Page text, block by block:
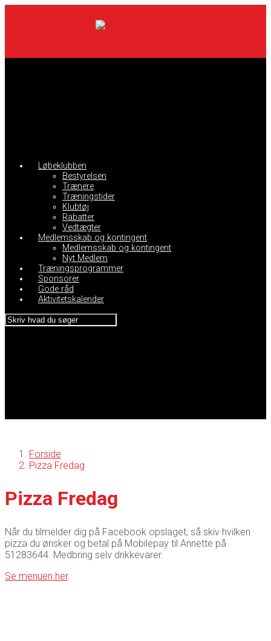
Løbeklubben
Bestyrelsen
Trænere
Træningstider
Klubtøj
Rabatter
Vedtægter
Medlemsskab og kontingent
Medlemsskab og kontingent
Nyt Medlem
Træningsprogrammer
Sponsorer
Gode råd
Aktivitetskalender
Forside
Pizza Fredag
Pizza Fredag
Når du tilmelder dig på Facebook opslaget, så skiv hvilken
pizza du ønsker og betal på Mobilepay til Annette på
51283644. Medbring selv drikkevarer.
Se menuen her.